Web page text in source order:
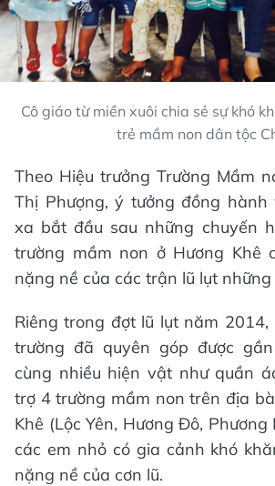
Cô giáo từ miền xuôi chia sẻ sự khó
trẻ mầm non dân tộc
Theo Hiệu trưởng Trường Mầm
Thị Phượng, ý tưởng đồng
xa bắt đầu sau những chuyến
trường mầm non ở Hương Khê
nặng nề của các trận lũ lụt
Riêng trong đợt lũ lụt năm
trường đã quyên góp được
cùng nhiều hiện vật như quần
trợ 4 trường mầm non trên địa
Khê (Lộc Yên, Hương Đô,
các em nhỏ có gia cảnh khó
nặng nề của cơn lũ.